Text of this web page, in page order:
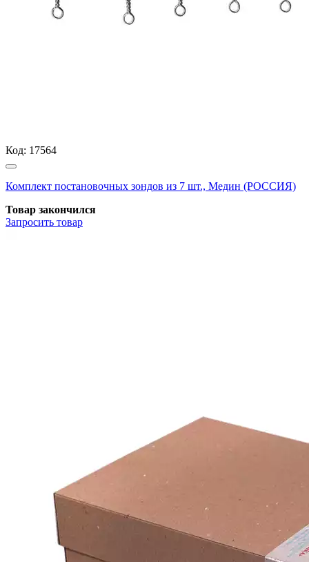
Код: 17564
Комплект постановочных зондов из 7 шт., Медин (РОССИЯ)
Товар закончился
Запросить товар